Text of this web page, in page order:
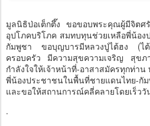
มูลนิธิป่อเต็กตึ๊ง ขอขอบพระคุณผู้มีจิตศ
อุปโภคบริโภค สมทบทุนช่วยเหลือพี่น้อ
กัมพูชา ขอบุญบารมีหลวงปู่ไต้ฮง (ไ
ครอบครัว มีความสุขความเจริญ สุขภ
กำลังใจให้เจ้าหน้าที่-อาสาสมัครทุกท่า
พี่น้องประชาชนในพื้นที่ชายแดนไทย
และขอให้สถานการณ์คลี่คลายโดยเร็ววั
.